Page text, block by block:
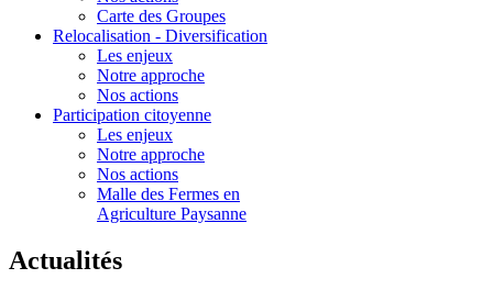
Carte des Groupes
Relocalisation - Diversification
Les enjeux
Notre approche
Nos actions
Participation citoyenne
Les enjeux
Notre approche
Nos actions
Malle des Fermes en
Agriculture Paysanne
Actualités